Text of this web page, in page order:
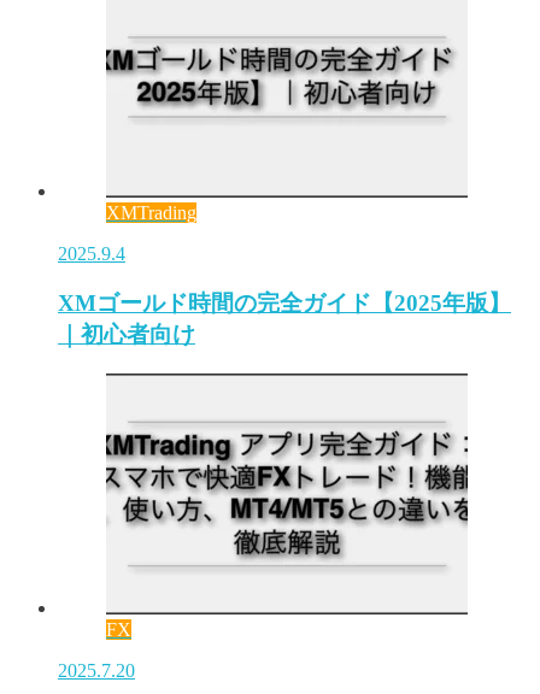
XMTrading
2025.9.4
XMゴールド時間の完全ガイド【2025年版】
｜初心者向け
FX
2025.7.20